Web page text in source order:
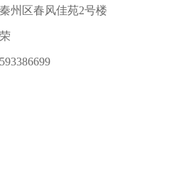
州区春风佳苑2号楼